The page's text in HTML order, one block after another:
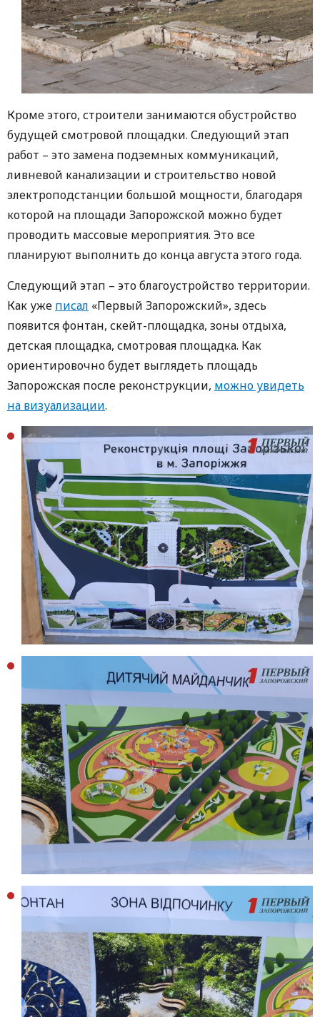
Кроме этого, строители занимаются обустройство
будущей смотровой площадки. Следующий этап
работ – это замена подземных коммуникаций,
ливневой канализации и строительство новой
электроподстанции большой мощности, благодаря
которой на площади Запорожской можно будет
проводить массовые мероприятия. Это все
планируют выполнить до конца августа этого года.
Следующий этап – это благоустройство территории.
Как уже писал «Первый Запорожский», здесь
появится фонтан, скейт-площадка, зоны отдыха,
детская площадка, смотровая площадка. Как
ориентировочно будет выглядеть площадь
Запорожская после реконструкции, можно увидеть
на визуализации.